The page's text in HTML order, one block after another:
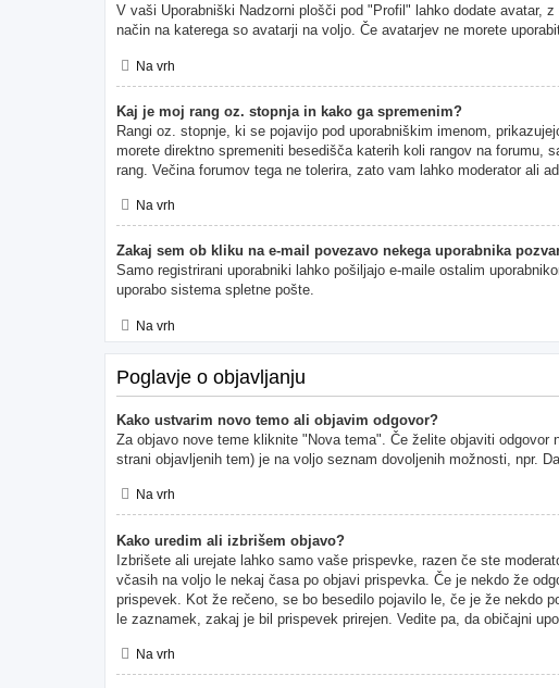
V vaši Uporabniški Nadzorni plošči pod "Profil" lahko dodate avatar,
način na katerega so avatarji na voljo. Če avatarjev ne morete
Na vrh
Kaj je moj rang oz. stopnja in kako ga spremenim?
Rangi oz. stopnje, ki se pojavijo pod uporabniškim imenom,
morete direktno spremeniti besedišča katerih koli rangov na forumu,
rang. Večina forumov tega ne tolerira, zato vam lahko moderator ali
Na vrh
Zakaj sem ob kliku na e-mail povezavo nekega uporabnika
Samo registrirani uporabniki lahko pošiljajo e-maile ostalim
uporabo sistema spletne pošte.
Na vrh
Poglavje o objavljanju
Kako ustvarim novo temo ali objavim odgovor?
Za objavo nove teme kliknite "Nova tema". Če želite objaviti
strani objavljenih tem) je na voljo seznam dovoljenih možnosti, npr.
Na vrh
Kako uredim ali izbrišem objavo?
Izbrišete ali urejate lahko samo vaše prispevke, razen če ste
včasih na voljo le nekaj časa po objavi prispevka. Če je nekdo že
prispevek. Kot že rečeno, se bo besedilo pojavilo le, če je že nekdo
le zaznamek, zakaj je bil prispevek prirejen. Vedite pa, da običajni
Na vrh